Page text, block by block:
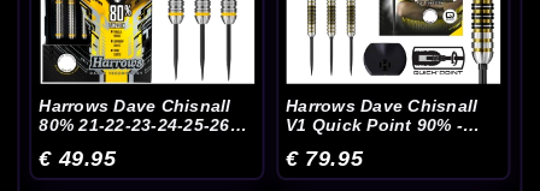
Harrows Dave Chisnall
80% 21-22-23-24-25-26
€ 49.95
Harrows Dave Chisnall
V1 Quick Point 90% -
€ 79.95